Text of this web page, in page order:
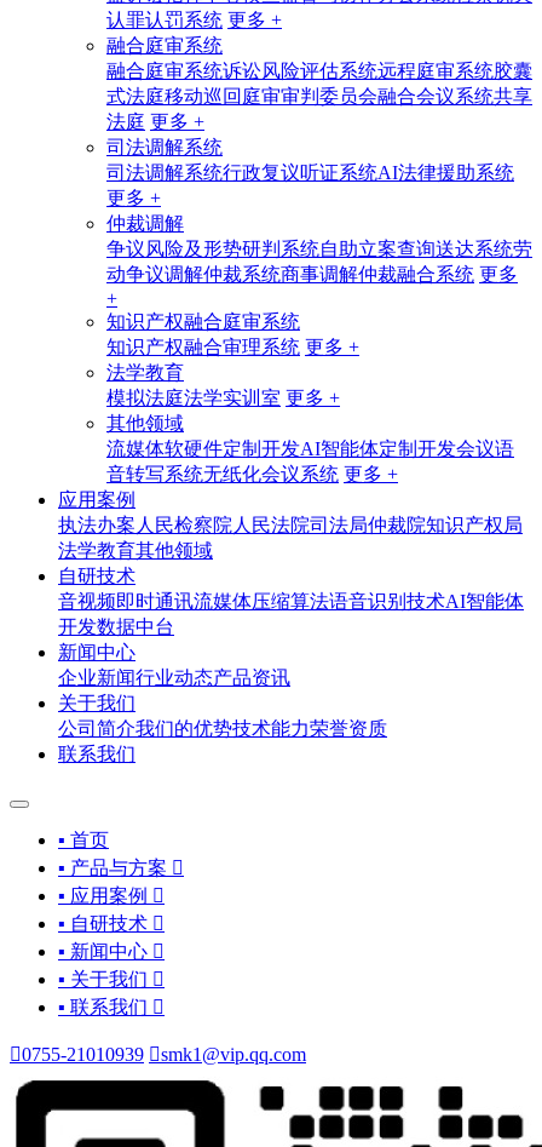
认罪认罚系统 更多 +
融合庭审系统
融合庭审系统诉讼风险评估系统远程庭审系统胶囊
式法庭移动巡回庭审审判委员会融合会议系统共享
法庭 更多 +
司法调解系统
司法调解系统行政复议听证系统AI法律援助系统
更多 +
仲裁调解
争议风险及形势研判系统自助立案查询送达系统劳
动争议调解仲裁系统商事调解仲裁融合系统 更多
+
知识产权融合庭审系统
知识产权融合审理系统 更多 +
法学教育
模拟法庭法学实训室 更多 +
其他领域
流媒体软硬件定制开发AI智能体定制开发会议语
音转写系统无纸化会议系统 更多 +
应用案例
执法办案 人民检察院 人民法院司法局仲裁院知识产权局
法学教育其他领域
自研技术
音视频即时通讯流媒体压缩算法语音识别技术AI智能体
开发数据中台
新闻中心
企业新闻行业动态产品资讯
关于我们
公司简介我们的优势技术能力荣誉资质
联系我们
▪ 首页
▪ 产品与方案 
▪ 应用案例 
▪ 自研技术 
▪ 新闻中心 
▪ 关于我们 
▪ 联系我们 
0755-21010939 smk1@vip.qq.com